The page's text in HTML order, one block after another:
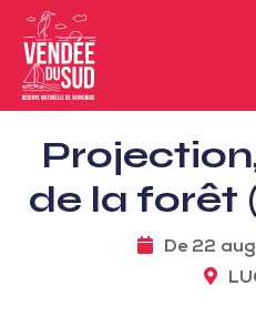
Sud
Vendée
ToerismeVVV-
de la forêt
De 22